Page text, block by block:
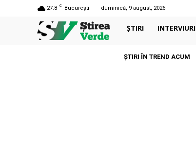
27.8 C București duminică, 9 august, 2026
ȘTIRI INTERVIURI
ȘTIRI ÎN TREND ACUM